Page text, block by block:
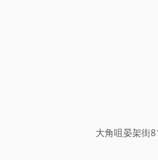
大角咀晏架街